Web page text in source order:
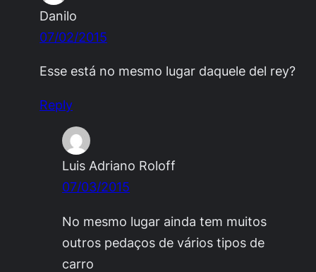
Danilo
07/02/2015
Esse está no mesmo lugar daquele del rey?
Reply
Luis Adriano Roloff
07/03/2015
No mesmo lugar ainda tem muitos
outros pedaços de vários tipos de
carro